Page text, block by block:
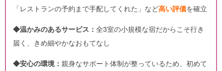
「レストランの予約まで手配してくれた」など高い評価を確立
◆温かみのあるサービス： 全3室の小規模な宿だからこそ行き
届く、きめ細やかなおもてなし
◆安心の環境： 親身なサポート体制が整っているため、初めて